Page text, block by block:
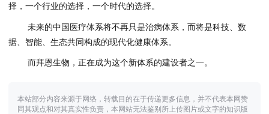
择，一个行业的选择，一个时代的选择。
未来的中国医疗体系将不再只是治病体系，而将是科技、数
据、智能、生态共同构成的现代化健康体系。
而拜恩生物，正在成为这个新体系的建设者之一。
本站部分内容来源于网络，转载目的在于传递更多信息，并不代表本网赞
同其观点和对其真实性负责，本网站无法鉴别所上传图片或文字的知识版